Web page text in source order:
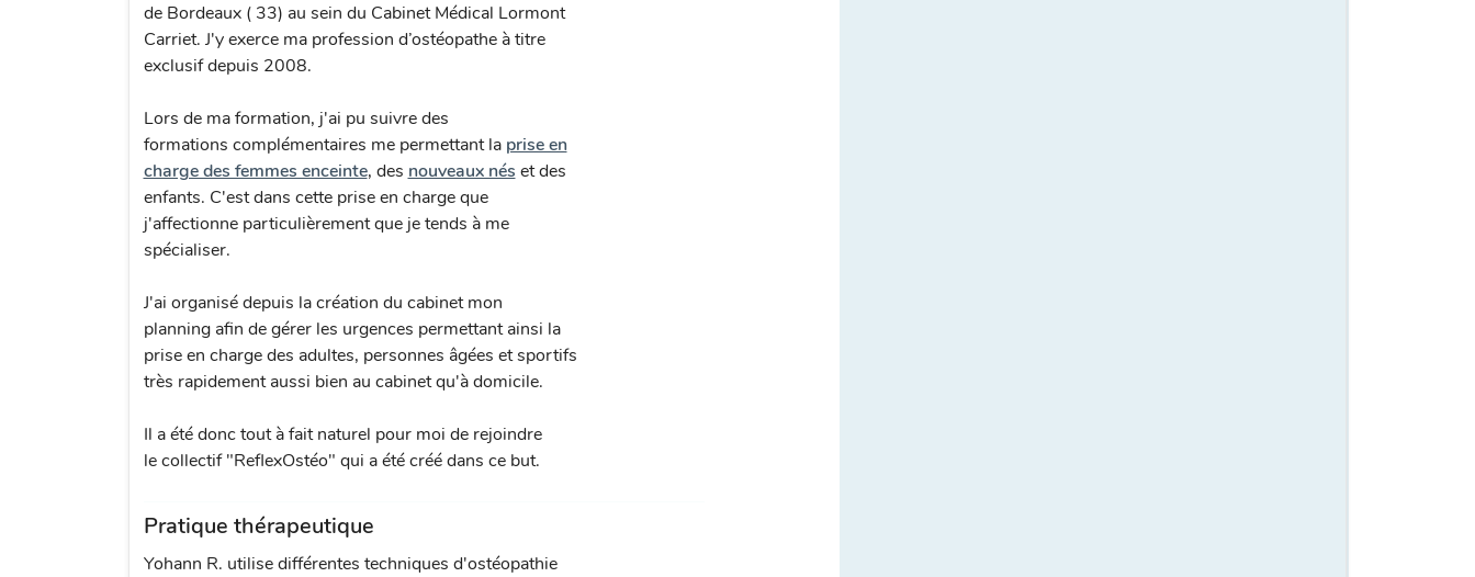
de Bordeaux ( 33) au sein du Cabinet Médical Lormont
Carriet. J'y exerce ma profession d’ostéopathe à titre
exclusif depuis 2008.
Lors de ma formation, j'ai pu suivre des
formations complémentaires me permettant la prise en
charge des femmes enceinte, des nouveaux nés et des
enfants. C'est dans cette prise en charge que
j'affectionne particulièrement que je tends à me
spécialiser.
J'ai organisé depuis la création du cabinet mon
planning afin de gérer les urgences permettant ainsi la
prise en charge des adultes, personnes âgées et sportifs
très rapidement aussi bien au cabinet qu'à domicile.
Il a été donc tout à fait naturel pour moi de rejoindre
le collectif "ReflexOstéo" qui a été créé dans ce but.
Pratique thérapeutique
Yohann R. utilise différentes techniques d'ostéopathie